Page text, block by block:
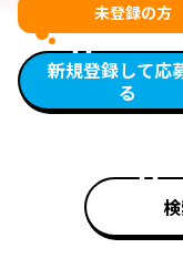
未登録の方
新規登録して応
る